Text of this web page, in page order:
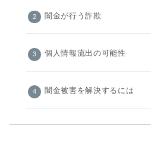
闇金が行う詐欺
個人情報流出の可能性
闇金被害を解決するには